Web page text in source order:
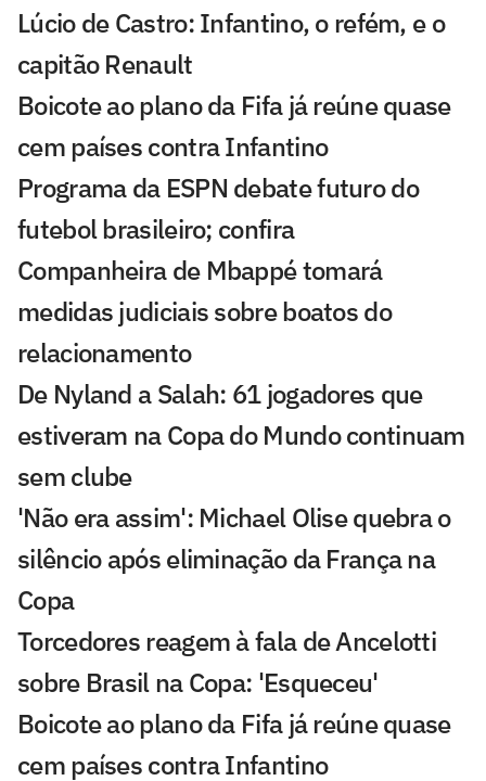
Lúcio de Castro: Infantino, o refém, e o
capitão Renault
Boicote ao plano da Fifa já reúne quase
cem países contra Infantino
Programa da ESPN debate futuro do
futebol brasileiro; confira
Companheira de Mbappé tomará
medidas judiciais sobre boatos do
relacionamento
De Nyland a Salah: 61 jogadores que
estiveram na Copa do Mundo continuam
sem clube
'Não era assim': Michael Olise quebra o
silêncio após eliminação da França na
Copa
Torcedores reagem à fala de Ancelotti
sobre Brasil na Copa: 'Esqueceu'
Boicote ao plano da Fifa já reúne quase
cem países contra Infantino